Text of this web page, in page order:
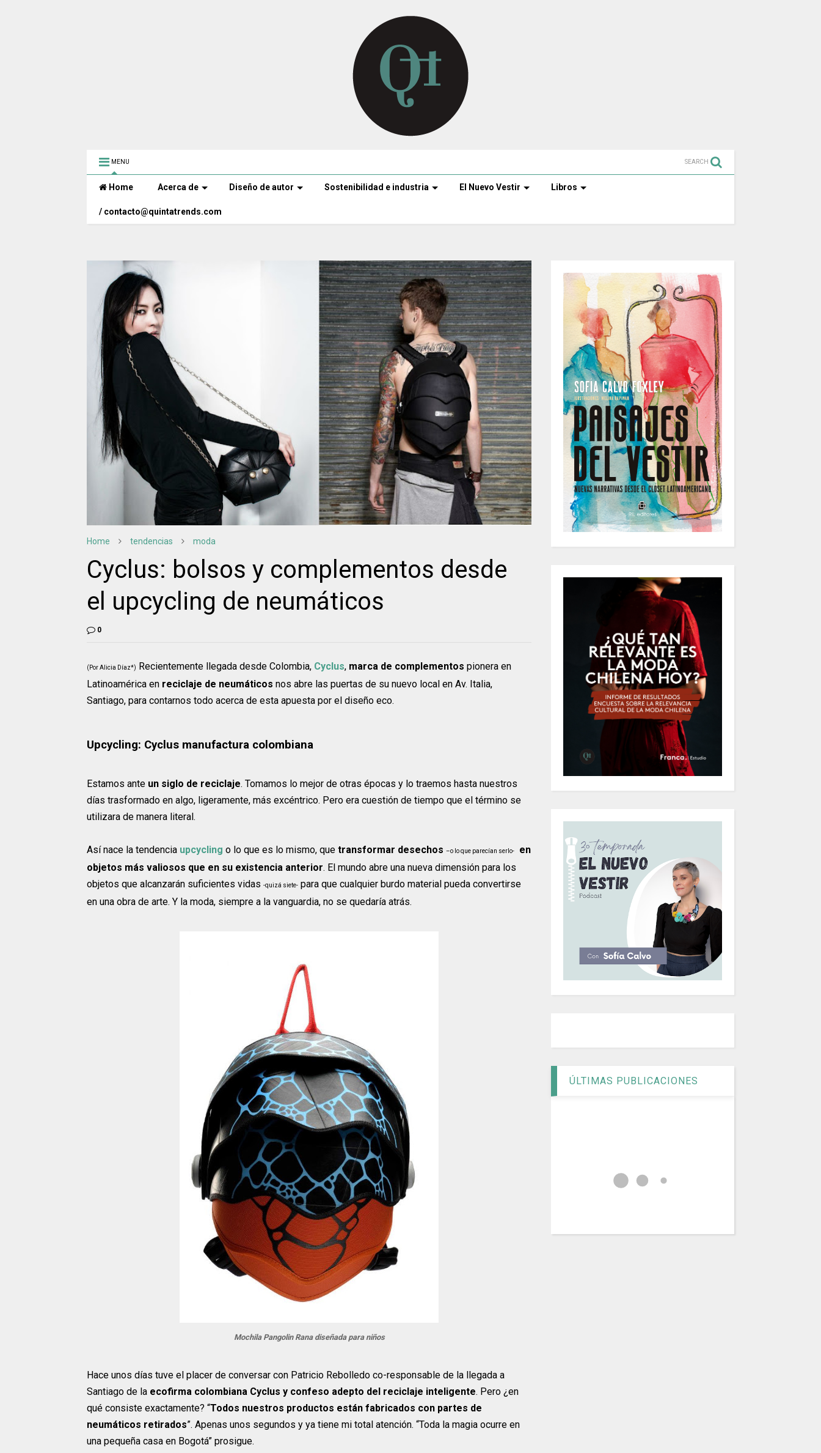
MENU SEARCH
Home Acerca de Diseño de autor Sostenibilidad e industria El Nuevo Vestir Libros
/ contacto@quintatrends.com
Home tendencias moda
Cyclus: bolsos y complementos desde
el upcycling de neumáticos
0
(Por Alicia Díaz*) Recientemente llegada desde Colombia, Cyclus, marca de complementos pionera en
Latinoamérica en reciclaje de neumáticos nos abre las puertas de su nuevo local en Av. Italia,
Santiago, para contarnos todo acerca de esta apuesta por el diseño eco.
Upcycling: Cyclus manufactura colombiana
Estamos ante un siglo de reciclaje. Tomamos lo mejor de otras épocas y lo traemos hasta nuestros
días trasformado en algo, ligeramente, más excéntrico. Pero era cuestión de tiempo que el término se
utilizara de manera literal.
Así nace la tendencia upcycling o lo que es lo mismo, que transformar desechos –o lo que parecían serlo-
en
objetos más valiosos que en su existencia anterior. El mundo abre una nueva dimensión para los
objetos que alcanzarán suficientes vidas -quizá siete- para que cualquier burdo material pueda convertirse
en una obra de arte. Y la moda, siempre a la vanguardia, no se quedaría atrás.
Mochila Pangolin Rana diseñada para niños
Hace unos días tuve el placer de conversar con Patricio Rebolledo co-responsable de la llegada a
Santiago de la ecofirma colombiana Cyclus y confeso adepto del reciclaje inteligente. Pero ¿en
qué consiste exactamente? “Todos nuestros productos están fabricados con partes de
neumáticos retirados”. Apenas unos segundos y ya tiene mi total atención. “Toda la magia ocurre en
una pequeña casa en Bogotá” prosigue.
ÚLTIMAS PUBLICACIONES